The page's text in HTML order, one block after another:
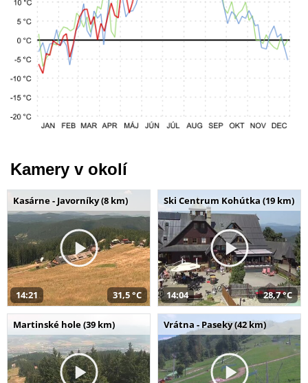
Kamery v okolí
Kasárne - Javorníky (8 km)
14:21 31,5 °C
Ski Centrum Kohútka (19 km)
14:04 28,7 °C
Martinské hole (39 km) Vrátna - Paseky (42 km)